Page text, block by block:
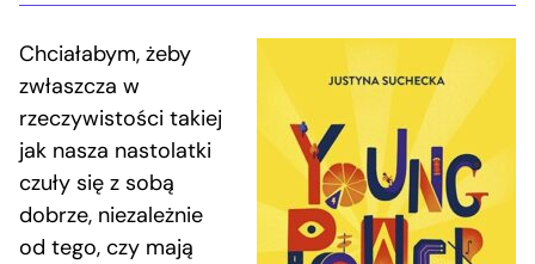
Chciałabym, żeby
zwłaszcza w
rzeczywistości takiej
jak nasza nastolatki
czuły się z sobą
dobrze, niezależnie
od tego, czy mają